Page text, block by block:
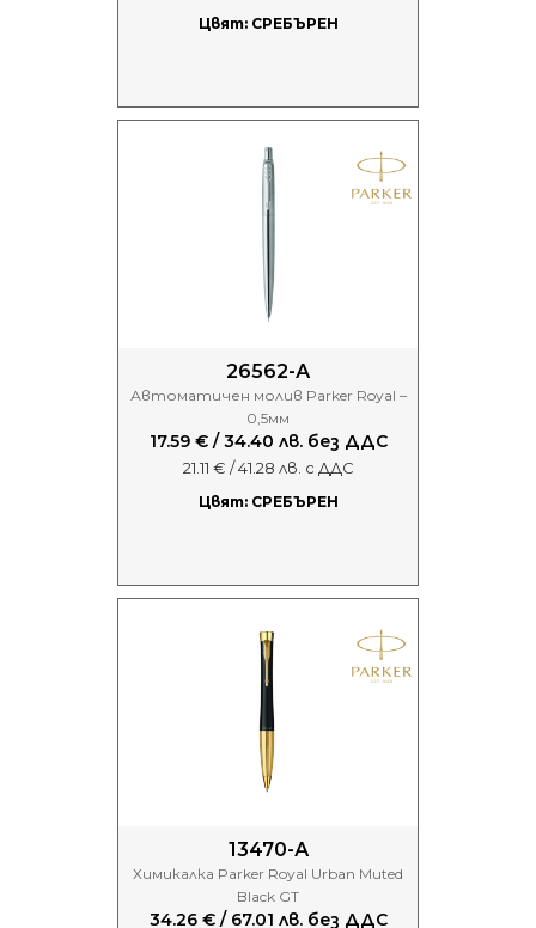
Цвят: СРЕБЪРЕН
26562-А
Автоматичен молив Parker Royal –
0,5мм
17.59 € / 34.40 лв. без ДДС
21.11 € / 41.28 лв. с ДДС
Цвят: СРЕБЪРЕН
13470-А
Химикалка Parker Royal Urban Muted
Black GT
34.26 € / 67.01 лв. без ДДС